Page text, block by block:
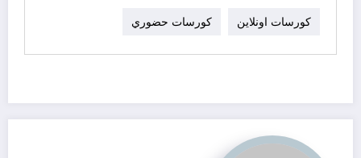
كورسات اونلاين كورسات حضوري